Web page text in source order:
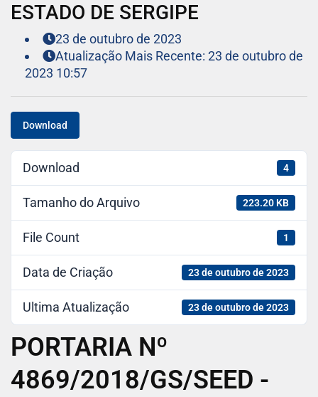
ESTADO DE SERGIPE
23 de outubro de 2023
Atualização Mais Recente: 23 de outubro de
2023 10:57
Download
Download 4
Tamanho do Arquivo 223.20 KB
File Count 1
Data de Criação 23 de outubro de 2023
Ultima Atualização 23 de outubro de 2023
PORTARIA Nº
4869/2018/GS/SEED -